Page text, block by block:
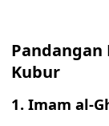
Pandangan
Kubur
1. Imam al-